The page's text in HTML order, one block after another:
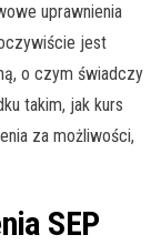
uprawnienia
jest
o czym świadczy
takim, jak kurs
za możliwości,
SEP